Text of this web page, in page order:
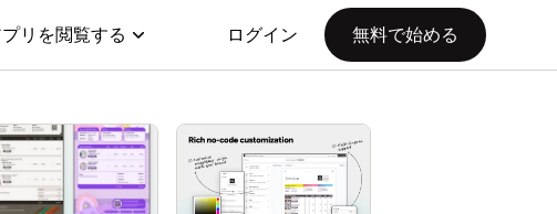
リを閲覧する ログイン 無料で始める